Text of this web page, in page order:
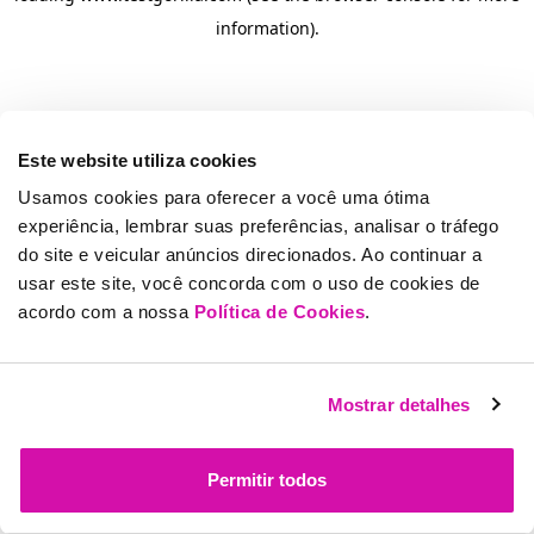
Este website utiliza cookies
Usamos cookies para oferecer a você uma ótima
experiência, lembrar suas preferências, analisar o tráfego
do site e veicular anúncios direcionados. Ao continuar a
usar este site, você concorda com o uso de cookies de
acordo com a nossa Política de Cookies.
Mostrar detalhes
Permitir todos
information).